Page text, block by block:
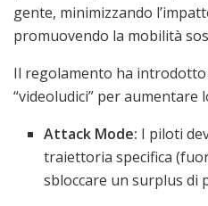
gente, minimizzando
promuovendo la mobilità
Il regolamento ha introdotto
“videoludici” per aumentare
Attack Mode: I piloti
traiettoria specifica
sbloccare un surplus di